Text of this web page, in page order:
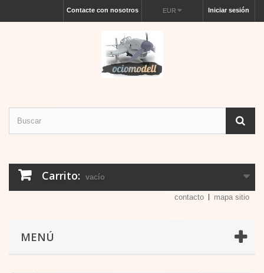
Iniciar sesión
EUR
Contacte con nosotros
Carrito: vacío
contacto mapa sitio
MENÚ